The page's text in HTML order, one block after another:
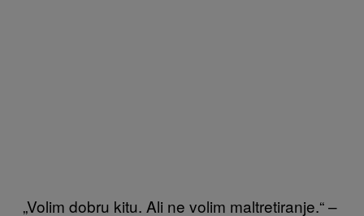
„Volim dobru kitu. Ali ne volim maltretiranje.“ –